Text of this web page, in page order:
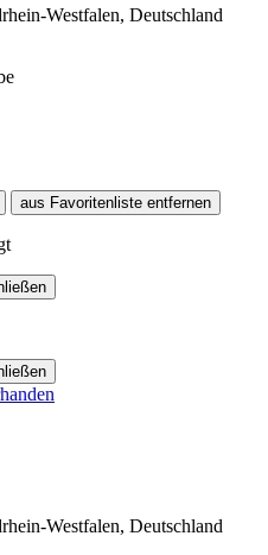
Westfalen, Deutschland
aus Favoritenliste entfernen
Westfalen, Deutschland